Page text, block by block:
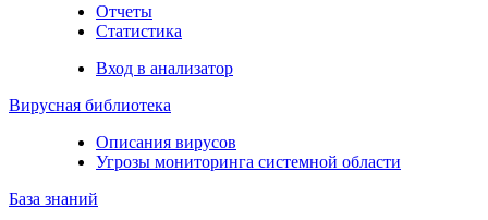
Отчеты
Статистика
Вход в анализатор
Вирусная библиотека
Описания вирусов
Угрозы мониторинга системной области
База знаний